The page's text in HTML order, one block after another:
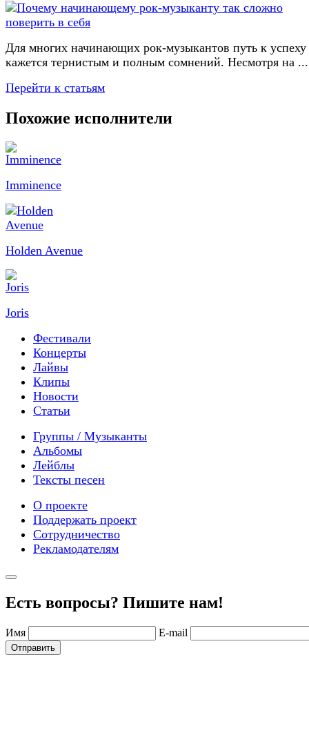
Для многих начинающих рок-музыкантов путь к успеху
кажется тернистым и полным сомнений. Несмотря на ...
Перейти к статьям
Похожие исполнители
Imminence
Holden Avenue
Joris
Фестивали
Концерты
Лайвы
Клипы
Новости
Статьи
Группы / Музыканты
Альбомы
Лейблы
Тексты песен
О проекте
Поддержать проект
Сотрудничество
Рекламодателям
Есть вопросы? Пишите нам!
Имя E-mail